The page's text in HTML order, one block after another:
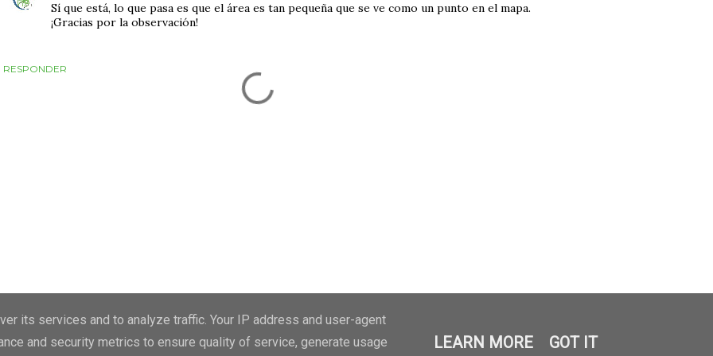
RESPONDER
Sí que está, lo que pasa es que el área es tan pequeña que se ve como un punto en el mapa.
¡Gracias por la observación!
por tu comentario. En breve tu comentario aparecerá en la entrada.
its services and to analyze traffic. Your IP address and user-agent
and security metrics to ensure quality of service, generate usage
LEARN MORE GOT IT